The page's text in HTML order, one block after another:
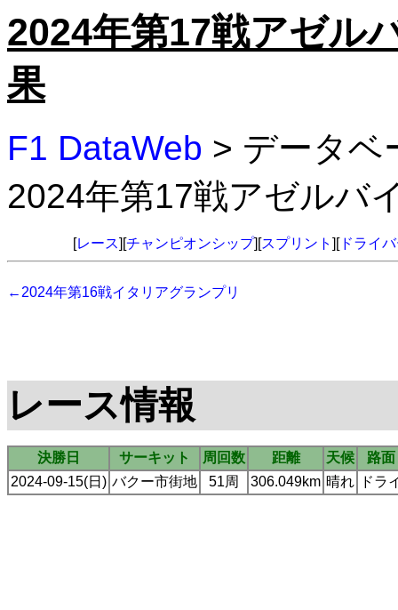
2024年第17戦アゼル
果
F1 DataWeb > データ
2024年第17戦アゼルバ
[レース][チャンピオンシップ][スプリント ][ドライ
←2024年第16戦イタリアグランプリ
レース情報
決勝日 サーキット 周回数 距離 天候
路面
2024-09-15(日) バクー市街地 51周 306.049km 晴れ ドラ